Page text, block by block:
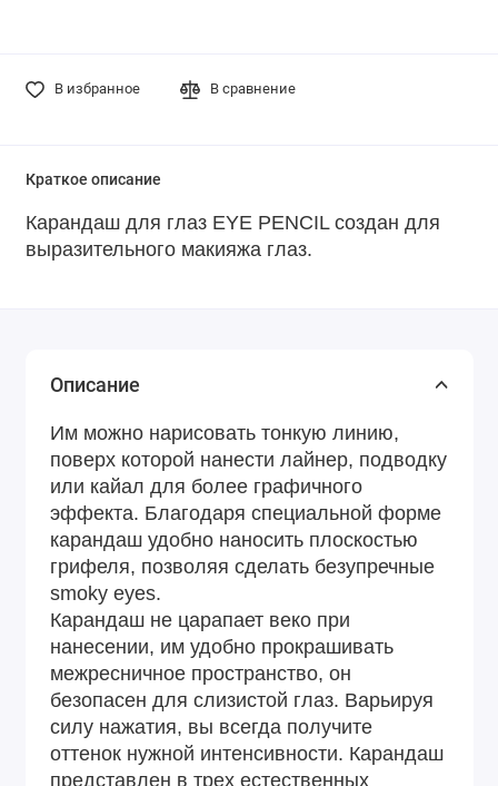
В избранное В сравнение
Краткое описание
Карандаш для глаз EYE PENCIL создан для
выразительного макияжа глаз.
Описание
Им можно нарисовать тонкую линию,
поверх которой нанести лайнер, подводку
или кайал для более графичного
эффекта. Благодаря специальной форме
карандаш удобно наносить плоскостью
грифеля, позволяя сделать безупречные
smoky eyes.
Карандаш не царапает веко при
нанесении, им удобно прокрашивать
межресничное пространство, он
безопасен для слизистой глаз. Варьируя
силу нажатия, вы всегда получите
оттенок нужной интенсивности. Карандаш
представлен в трех естественных